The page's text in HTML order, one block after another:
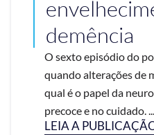
demência
O sexto episódio do
quando alterações de
qual é o papel da
precoce e no cuidado. ...
LEIA A